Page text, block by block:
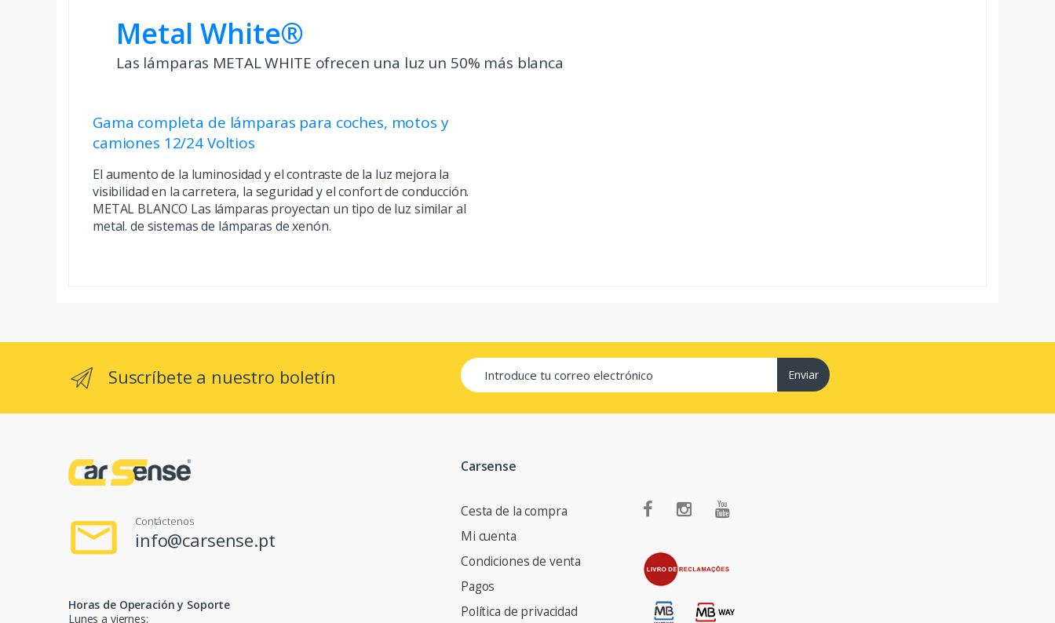
Metal White®
Las lámparas METAL WHITE ofrecen una luz un 50% más blanca
Gama completa de lámparas para coches, motos y
camiones 12/24 Voltios
El aumento de la luminosidad y el contraste de la luz mejora la
visibilidad en la carretera, la seguridad y el confort de conducción.
METAL BLANCO Las lámparas proyectan un tipo de luz similar al
metal. de sistemas de lámparas de xenón.
Suscríbete a nuestro boletín Enviar
Contáctenos
info@carsense.pt
Horas de Operación y Soporte
Lunes a viernes:
Carsense
Cesta de la compra
Mi cuenta
Condiciones de venta
Pagos
Política de privacidad